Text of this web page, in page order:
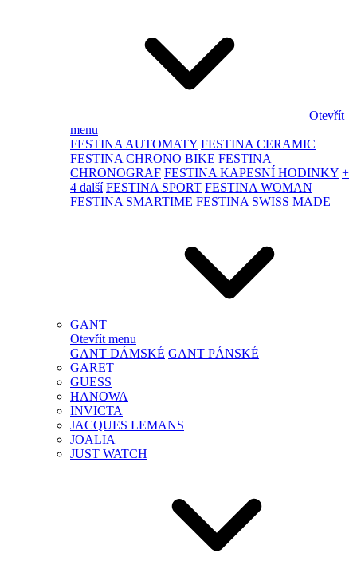
Otevřít
menu
FESTINA AUTOMATY FESTINA CERAMIC
FESTINA CHRONO BIKE FESTINA
CHRONOGRAF FESTINA KAPESNÍ HODINKY +
4 další FESTINA SPORT FESTINA WOMAN
FESTINA SMARTIME FESTINA SWISS MADE
GANT
Otevřít menu
GANT DÁMSKÉ GANT PÁNSKÉ
GARET
GUESS
HANOWA
INVICTA
JACQUES LEMANS
JOALIA
JUST WATCH